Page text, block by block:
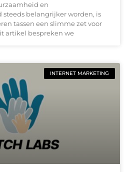
en
belangrijker worden, is
tassen een slimme zet voor
artikel bespreken we
INTERNET MARKETING